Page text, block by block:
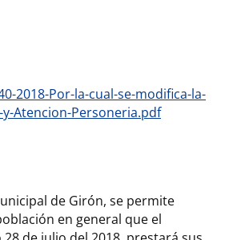
2018-Por-la-cual-se-modifica-la-
y-Atencion-Personeria.pdf
de Girón, se permite
en general que el